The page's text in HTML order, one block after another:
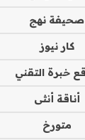
صحيفة نهج
كار نيوز
خبرة التقني
أناقة أنثى
متورخ